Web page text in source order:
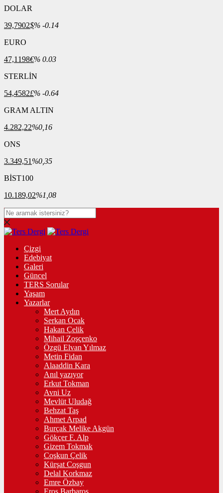
DOLAR
39,7902$% -0.14
EURO
47,1198€% 0.03
STERLİN
54,4582£% -0.64
GRAM ALTIN
4.282,22%0,16
ONS
3.349,51 %0,35
BİST100
10.189,02%1,08
Çizgi
Edebiyat
Galeri
Güncel
TERS Sorular
Yaşam
Yazarlar
Mert Aydın
Serkan Ocak
Hakan Çelik
Mihail Zoşçenko
Özgü Elvan Yılmaz
Metin Fidan
Alaaddin Kara
Anıl yazıyor
Erkut Tokman
Avni Uz
Mevlüt Uludağ
Behzat Taş
Ahmet Arpad
Burçak Melike Akgün
Gökçer F. Alp
Gizem Tokmak
Coşkun Çelik
Kürşat Coşgun
Delal Korkmaz
Emre Özbay
Eros Barbaros